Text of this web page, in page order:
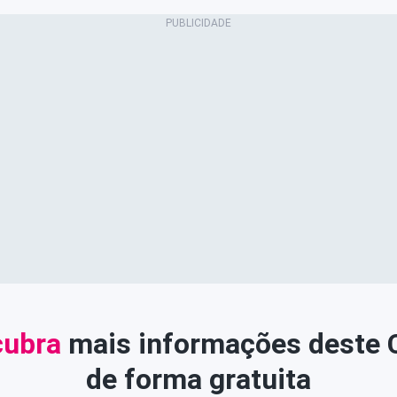
mais informações deste
de forma gratuita